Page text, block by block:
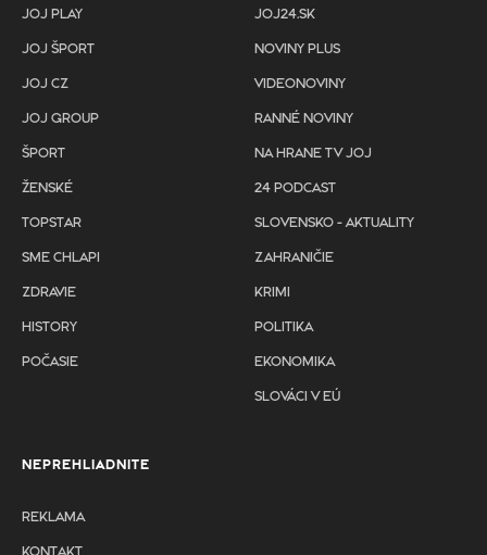
JOJ PLAY
JOJ ŠPORT
JOJ CZ
JOJ GROUP
ŠPORT
ŽENSKÉ
TOPSTAR
SME CHLAPI
ZDRAVIE
HISTORY
POČASIE
JOJ24.SK
NOVINY PLUS
VIDEONOVINY
RANNÉ NOVINY
NA HRANE TV JOJ
24 PODCAST
SLOVENSKO - AKTUALITY
ZAHRANIČIE
KRIMI
POLITIKA
EKONOMIKA
SLOVÁCI V EÚ
NEPREHLIADNITE
REKLAMA
KONTAKT